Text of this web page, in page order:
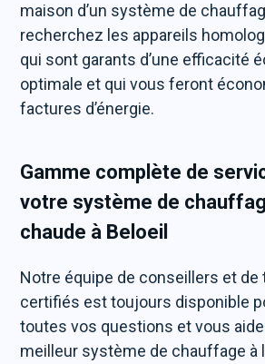
maison d’un système de
recherchez les appareils
qui sont garants d’une efficacité
optimale et qui vous feront
factures d’énergie.
Gamme complète de
votre système de
chaude à Beloeil
Notre équipe de conseillers et
certifiés est toujours disponible
toutes vos questions et vous
meilleur système de chauffage à